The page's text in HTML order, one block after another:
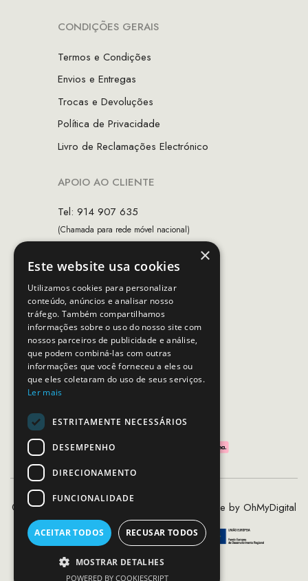
CONDIÇÕES GERAIS
Termos e Condições
Envios e Entregas
Trocas e Devoluções
Política de Privacidade
Livro de Reclamações Electrónico
APOIO AO CLIENTE
Tel: 914 907 635
(Chamada para rede móvel nacional)
Horário de contacto:
Dias úteis das 10h as 19h
SEGUE-NOS
PAGAMENTOS SEGUROS
©2020 - 2026 MCS - Mob Crew Store | Made by OhMyDigital
×
Este website usa cookies
Utilizamos cookies para personalizar
conteúdo, anúncios e analisar nosso
tráfego. Também compartilhamos
informações sobre o uso do nosso site com
nossos parceiros de publicidade e análise,
que podem combiná-las com outras
informações que você forneceu a eles ou
que eles coletaram do uso de seus serviços.
Ler mais
ESTRITAMENTE NECESSÁRIOS
DESEMPENHO
DIRECIONAMENTO
FUNCIONALIDADE
ACEITAR TODOS RECUSAR TODOS
MOSTRAR DETALHES
POWERED BY COOKIESCRIPT